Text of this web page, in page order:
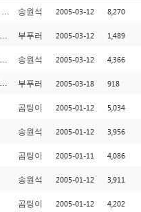
송원석 2005-03-12 8,270
부푸러 2005-03-12 1,489
송원석 2005-03-12 4,366
부푸러 2005-03-18 918
곰팅이 2005-01-12 5,034
송원석 2005-01-12 3,956
곰팅이 2005-01-11 4,086
송원석 2005-01-12 3,911
곰팅이 2005-01-12 4,202